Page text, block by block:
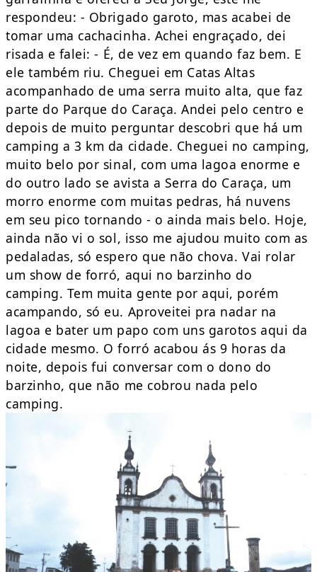
respondeu: - Obrigado garoto, mas acabei de
tomar uma cachacinha. Achei engraçado, dei
risada e falei: - É, de vez em quando faz bem. E
ele também riu. Cheguei em Catas Altas
acompanhado de uma serra muito alta, que faz
parte do Parque do Caraça. Andei pelo centro e
depois de muito perguntar descobri que há um
camping a 3 km da cidade. Cheguei no camping,
muito belo por sinal, com uma lagoa enorme e
do outro lado se avista a Serra do Caraça, um
morro enorme com muitas pedras, há nuvens
em seu pico tornando - o ainda mais belo. Hoje,
ainda não vi o sol, isso me ajudou muito com as
pedaladas, só espero que não chova. Vai rolar
um show de forró, aqui no barzinho do
camping. Tem muita gente por aqui, porém
acampando, só eu. Aproveitei pra nadar na
lagoa e bater um papo com uns garotos aqui da
cidade mesmo. O forró acabou ás 9 horas da
noite, depois fui conversar com o dono do
barzinho, que não me cobrou nada pelo
camping.